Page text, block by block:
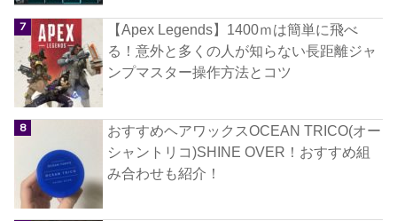
【Apex Legends】1400ｍは簡単に飛べ
る！意外と多くの人が知らない長距離ジャ
ンプマスター操作方法とコツ
おすすめヘアワックスOCEAN TRICO(オー
シャントリコ)SHINE OVER！おすすめ組
み合わせも紹介！